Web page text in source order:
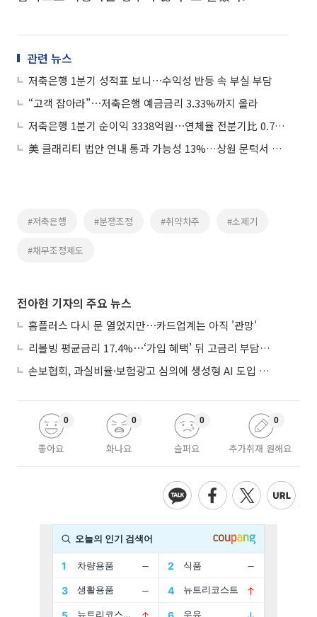
관련 뉴스
저축은행 1분기 성적표 보니⋯수익성 반등 속 부실 부담
“고객 잡아라”⋯저축은행 예금금리 3.33%까지 올라
저축은행 1분기 순이익 3338억원⋯연체율 전분기比 0.7%p↑
美 클래리티 법안 연내 통과 가능성 13%…상원 문턱서 제동
#저축은행 #분쟁조정 #취약차주 #소제기
#채무조정제도
전아현 기자의 주요 뉴스
홈플러스 다시 문 열었지만⋯카드업계는 아직 '관망'
리볼빙 평균금리 17.4%⋯‘가입 혜택’ 뒤 고금리 부담 주의
손보협회, 과실비율·보험광고 심의에 생성형 AI 도입 추진
좋아요
0
화나요
0
슬퍼요
0
추가취재 원해요
0